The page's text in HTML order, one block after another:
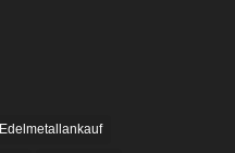
Edelmetallankauf